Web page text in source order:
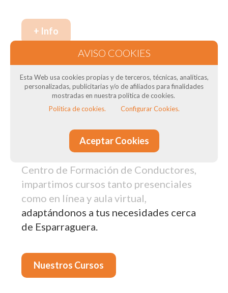
+ Info
en Esparraguera: Para transportistas
¿Necesitas el Curso CAP para tus
conductores? ¿Necesitas curso de ADR
? ¿Quieres obtener el título del
transportista? En DTSconsulting, como
Centro de Formación de Conductores,
impartimos cursos tanto presenciales
como en línea y aula virtual,
adaptándonos a tus necesidades cerca
de Esparraguera.
Nuestros Cursos
Esta Web usa cookies propias y de terceros, técnicas, analíticas,
personalizadas, publicitarias y/o de afiliados para finalidades
mostradas en nuestra política de cookies.
Política de cookies.
Configurar Cookies.
Aceptar Cookies